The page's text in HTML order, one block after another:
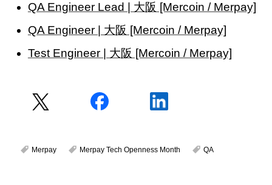
QA Engineer Lead | 大阪 [Mercoin / Merpay]
QA Engineer | 大阪 [Mercoin / Merpay]
Test Engineer | 大阪 [Mercoin / Merpay]
Merpay Merpay Tech Openness Month QA